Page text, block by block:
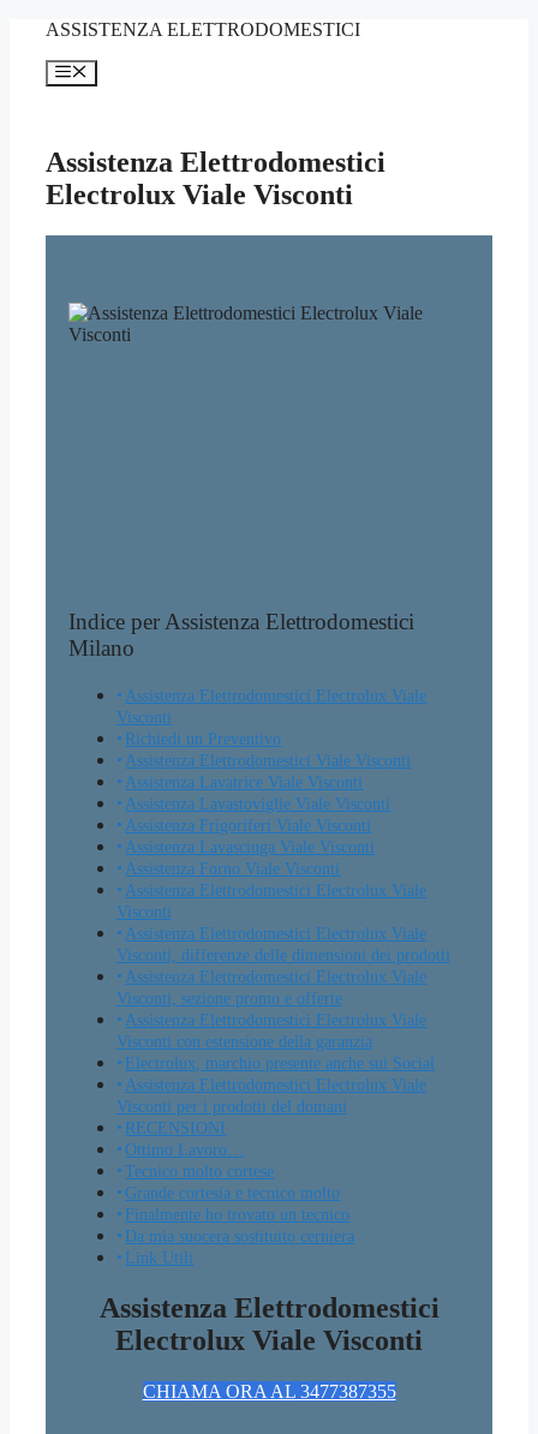
contenuto
ASSISTENZA ELETTRODOMESTICI
Menu
Assistenza Elettrodomestici
Electrolux Viale Visconti
Indice per Assistenza Elettrodomestici
Milano
Assistenza Elettrodomestici Electrolux Viale
Visconti
Richiedi un Preventivo
Assistenza Elettrodomestici Viale Visconti
Assistenza Lavatrice Viale Visconti
Assistenza Lavastoviglie Viale Visconti
Assistenza Frigoriferi Viale Visconti
Assistenza Lavasciuga Viale Visconti
Assistenza Forno Viale Visconti
Assistenza Elettrodomestici Electrolux Viale
Visconti
Assistenza Elettrodomestici Electrolux Viale
Visconti, differenze delle dimensioni dei prodotti
Assistenza Elettrodomestici Electrolux Viale
Visconti, sezione promo e offerte
Assistenza Elettrodomestici Electrolux Viale
Visconti con estensione della garanzia
Electrolux, marchio presente anche sui Social
Assistenza Elettrodomestici Electrolux Viale
Visconti per i prodotti del domani
RECENSIONI
Ottimo Lavoro…
Tecnico molto cortese
Grande cortesia e tecnico molto
Finalmente ho trovato un tecnico
Da mia suocera sostituito cerniera
Link Utili
Assistenza Elettrodomestici
Electrolux Viale Visconti
CHIAMA ORA AL 3477387355